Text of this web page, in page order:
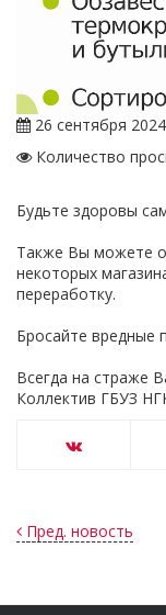
26 сентября
Количество
Будьте здоровы
Также Вы можете
некоторых
переработку.
Бросайте вредные
Всегда на страже
Коллектив ГБУЗ
Пред. новость